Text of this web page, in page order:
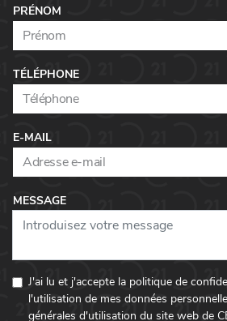
PRÉNOM
TÉLÉPHONE
E-MAIL
MESSAGE
J'ai lu et j'accepte la politique de
l'utilisation de mes données
générales d'utilisation du site web de